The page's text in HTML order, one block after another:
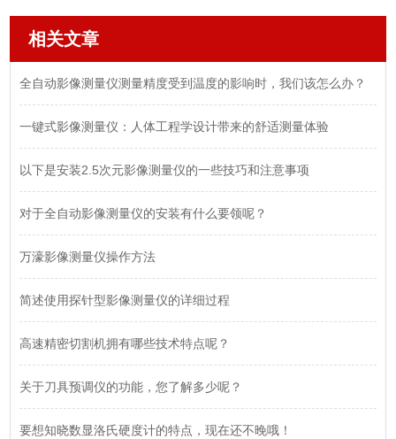
相关文章
全自动影像测量仪测量精度受到温度的影响时，我们该怎么办？
一键式影像测量仪：人体工程学设计带来的舒适测量体验
以下是安装2.5次元影像测量仪的一些技巧和注意事项
对于全自动影像测量仪的安装有什么要领呢？
万濠影像测量仪操作方法
简述使用探针型影像测量仪的详细过程
高速精密切割机拥有哪些技术特点呢？
关于刀具预调仪的功能，您了解多少呢？
要想知晓数显洛氏硬度计的特点，现在还不晚哦！